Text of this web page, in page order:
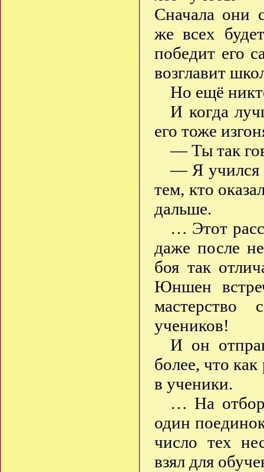
Сначала они
же всех
победит его
возглавит
Но ещё
И когда
его тоже
— Ты так
— Я учился
тем, кто
дальше.
… Этот
даже после
боя так
Юншен
мастерство
учеников!
И он
более, что
в ученики.
… На
один
число тех
взял для